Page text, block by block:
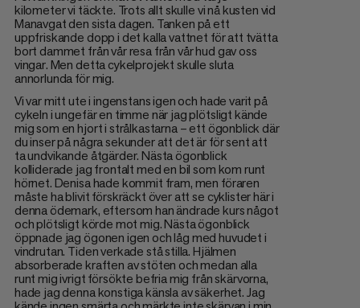
kilometer vi täckte. Trots allt skulle vi nå kusten vid
Manavgat den sista dagen. Tanken på ett
uppfriskande dopp i det kalla vattnet för att tvätta
bort dammet från vår resa från vår hud gav oss
vingar. Men detta cykelprojekt skulle sluta
annorlunda för mig.
Vi var mitt ute i ingenstans igen och hade varit på
cykeln i ungefär en timme när jag plötsligt kände
mig som en hjort i strålkastarna – ett ögonblick där
du inser på några sekunder att det är för sent att
ta undvikande åtgärder. Nästa ögonblick
kolliderade jag frontalt med en bil som kom runt
hörnet. Denisa hade kommit fram, men föraren
måste ha blivit förskräckt över att se cyklister här i
denna ödemark, eftersom han ändrade kurs något
och plötsligt körde mot mig. Nästa ögonblick
öppnade jag ögonen igen och låg med huvudet i
vindrutan. Tiden verkade stå stilla. Hjälmen
absorberade kraften av stöten och medan alla
runt mig ivrigt försökte befria mig från skärvorna,
hade jag denna konstiga känsla av säkerhet. Jag